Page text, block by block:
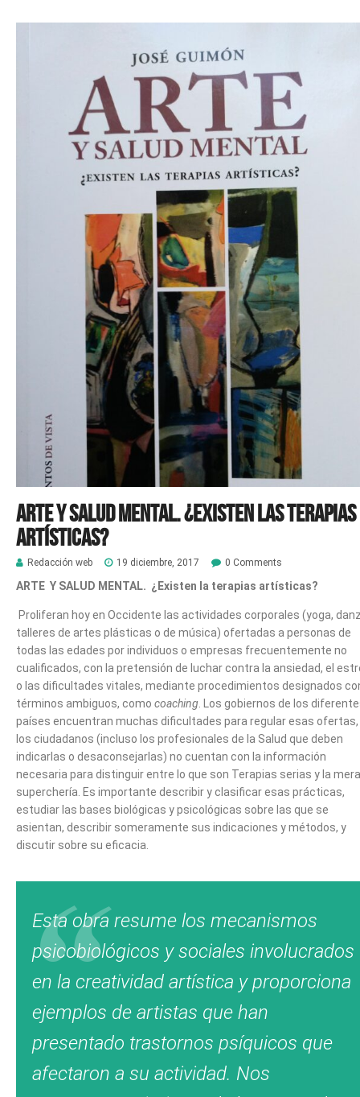
Arte y salud mental. ¿Existen las terapias
artísticas?
Redacción web 19 diciembre, 2017 0 Comments
ARTE Y SALUD MENTAL. ¿Existen la terapias artísticas?
Proliferan hoy en Occidente las actividades corporales (yoga,
talleres de artes plásticas o de música) ofertadas a personas de
todas las edades por individuos o empresas frecuentemente no
cualificados, con la pretensión de luchar contra la ansiedad, el
o las dificultades vitales, mediante procedimientos designados
términos ambiguos, como coaching . Los gobiernos de los
países encuentran muchas dificultades para regular esas ofertas,
los ciudadanos (incluso los profesionales de la Salud que deben
indicarlas o desaconsejarlas) no cuentan con la información
necesaria para distinguir entre lo que son Terapias serias y la mera
superchería. Es importante describir y clasificar esas prácticas,
estudiar las bases biológicas y psicológicas sobre las que se
asientan, describir someramente sus indicaciones y métodos, y
discutir sobre su eficacia.
Esta obra resume los mecanismos
psicobiológicos y sociales involucrados
en la creatividad artística y proporciona
ejemplos de artistas que han
presentado trastornos psíquicos que
afectaron a su actividad. Nos